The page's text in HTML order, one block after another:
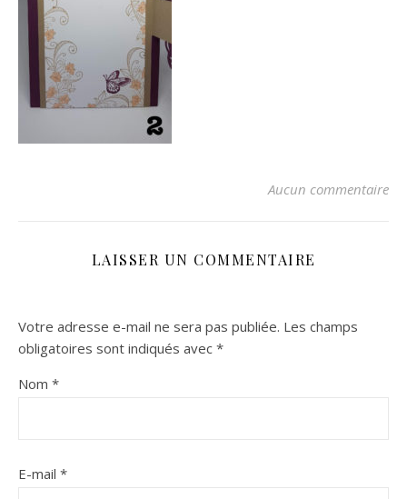
Aucun commentaire
LAISSER UN COMMENTAIRE
Votre adresse e-mail ne sera pas publiée. Les champs
obligatoires sont indiqués avec *
Nom *
E-mail *